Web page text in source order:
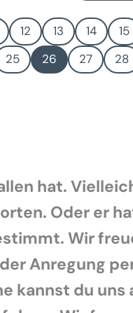
12 13 14
15
25 26 27
28
hat.
Oder er
Wir
Anregung
kannst du uns